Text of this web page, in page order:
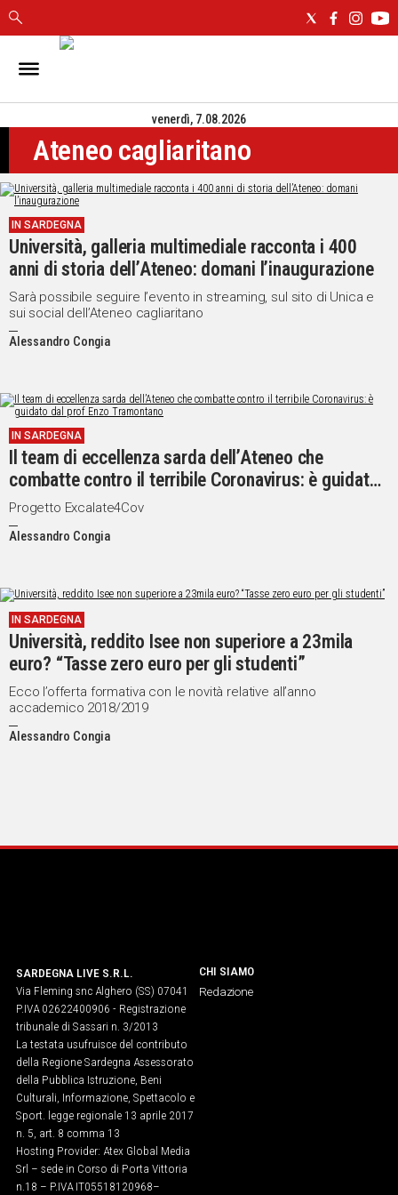
IN
CAGLIARI
SASSARI
NUORO
ORISTANO
SULCIS
GALLURA
OGLIASTRA
CAMPIDANO
POLITICA
IN
ITALIA
NEL
MONDO
SPORT
EVENTI
VIDEO
UNISCITI
venerdì, 7.08.2026
Ateneo cagliaritano
IN SARDEGNA
Università, galleria multimediale racconta i 400
anni di storia dell’Ateneo: domani l’inaugurazione
Sarà possibile seguire l’evento in streaming, sul sito di Unica e
sui social dell’Ateneo cagliaritano
Alessandro Congia
IN SARDEGNA
Il team di eccellenza sarda dell’Ateneo che
combatte contro il terribile Coronavirus: è guidato
dal prof Enzo Tramontano
Progetto Excalate4Cov
Alessandro Congia
IN SARDEGNA
Università, reddito Isee non superiore a 23mila
euro? “Tasse zero euro per gli studenti”
Ecco l’offerta formativa con le novità relative all’anno
accademico 2018/2019
Alessandro Congia
SARDEGNA LIVE S.R.L.
Via Fleming snc Alghero (SS) 07041
P.IVA 02622400906 - Registrazione
tribunale di Sassari n. 3/2013
La testata usufruisce del contributo
della Regione Sardegna Assessorato
della Pubblica Istruzione, Beni
Culturali, Informazione, Spettacolo e
Sport. legge regionale 13 aprile 2017
n. 5, art. 8 comma 13
Hosting Provider: Atex Global Media
Srl – sede in Corso di Porta Vittoria
n.18 – P.IVA IT05518120968​–
CHI SIAMO
Redazione